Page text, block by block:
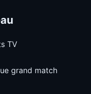
TV
grand match